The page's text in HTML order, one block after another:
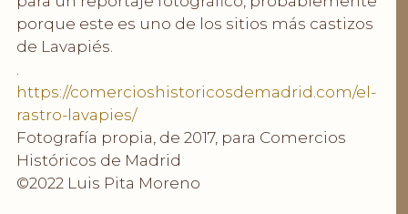
porque este es uno de los sitios más castizos
de Lavapiés.
https://comercioshistoricosdemadrid.com/el-
rastro-lavapies/
Fotografía propia, de 2017, para Comercios
Históricos de Madrid
©2022 Luis Pita Moreno